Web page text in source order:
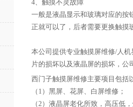
4、触摸不灵故障
一般是液晶显示和玻璃对应的按
正就可以了，后者需要更换触摸
本公司提供专业触摸屏维修/人
片的损坏以及液晶屏的损坏，公
西门子触摸屏维修主要项目包括
（1）黑屏、花屏、白屏维修；
（2）液晶屏老化所致，高压低